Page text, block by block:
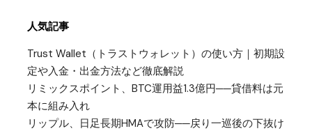
人気記事
Trust Wallet（トラストウォレット）の使い方｜初期設
定や入金・出金方法など徹底解説
リミックスポイント、BTC運用益1.3億円──貸借料は元
本に組み入れ
リップル、日足長期HMAで攻防──戻り一巡後の下抜け